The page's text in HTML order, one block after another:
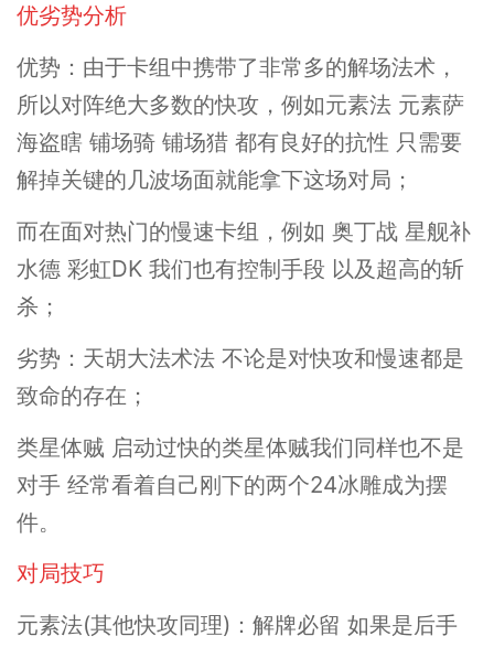
优劣势分析
优势：由于卡组中携带了非常多的解场法术，
所以对阵绝大多数的快攻，例如元素法 元素萨
海盗瞎 铺场骑 铺场猎 都有良好的抗性 只需要
解掉关键的几波场面就能拿下这场对局；
而在面对热门的慢速卡组，例如 奥丁战 星舰补
水德 彩虹DK 我们也有控制手段 以及超高的斩
杀；
劣势：天胡大法术法 不论是对快攻和慢速都是
致命的存在；
类星体贼 启动过快的类星体贼我们同样也不是
对手 经常看着自己刚下的两个24冰雕成为摆
件。
对局技巧
元素法(其他快攻同理)：解牌必留 如果是后手